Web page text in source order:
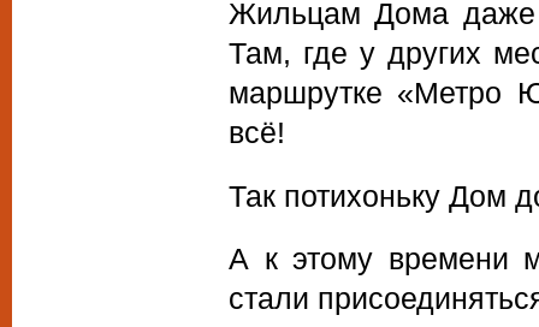
Жильцам Дома даже
Там, где у других
маршрутке «Метро
всё!
Так потихоньку Дом
А к этому времени
стали